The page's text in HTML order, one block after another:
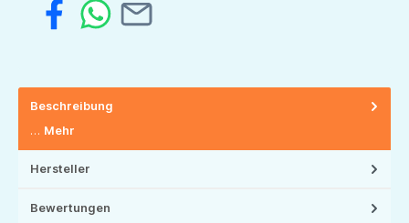
Beschreibung
… Mehr
Hersteller
Bewertungen